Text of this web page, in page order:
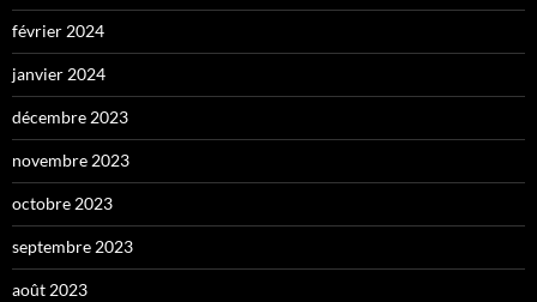
février 2024
janvier 2024
décembre 2023
novembre 2023
octobre 2023
septembre 2023
août 2023